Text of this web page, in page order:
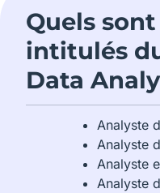
Quels
intitulés
Data
Analyste
Analyste
Analyste
Analyste